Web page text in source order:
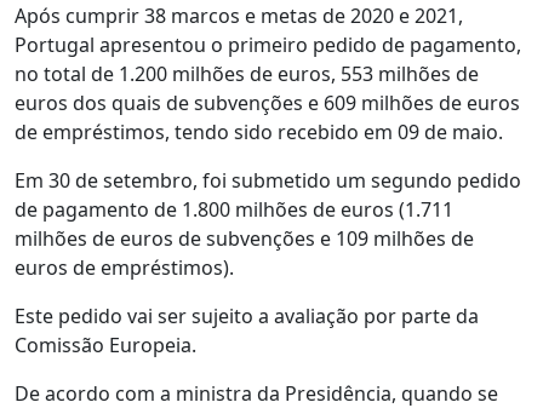
Após cumprir 38 marcos e metas de 2020 e 2021,
Portugal apresentou o primeiro pedido de pagamento,
no total de 1.200 milhões de euros, 553 milhões de
euros dos quais de subvenções e 609 milhões de euros
de empréstimos, tendo sido recebido em 09 de maio.
Em 30 de setembro, foi submetido um segundo pedido
de pagamento de 1.800 milhões de euros (1.711
milhões de euros de subvenções e 109 milhões de
euros de empréstimos).
Este pedido vai ser sujeito a avaliação por parte da
Comissão Europeia.
De acordo com a ministra da Presidência, quando se